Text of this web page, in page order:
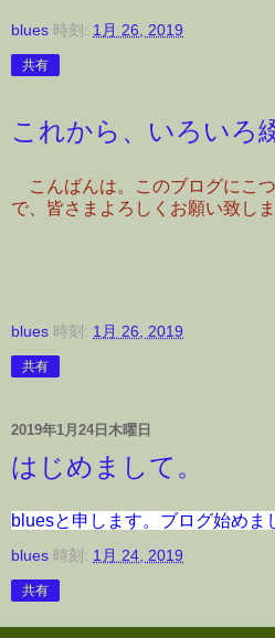
blues 時刻: 1月 26, 2019
共有
これから、いろいろ
こんばんは。このブログにこ
で、皆さまよろしくお願い致しま
blues 時刻: 1月 26, 2019
共有
2019年1月24日木曜日
はじめまして。
bluesと申します。ブログ始めま
blues 時刻: 1月 24, 2019
共有